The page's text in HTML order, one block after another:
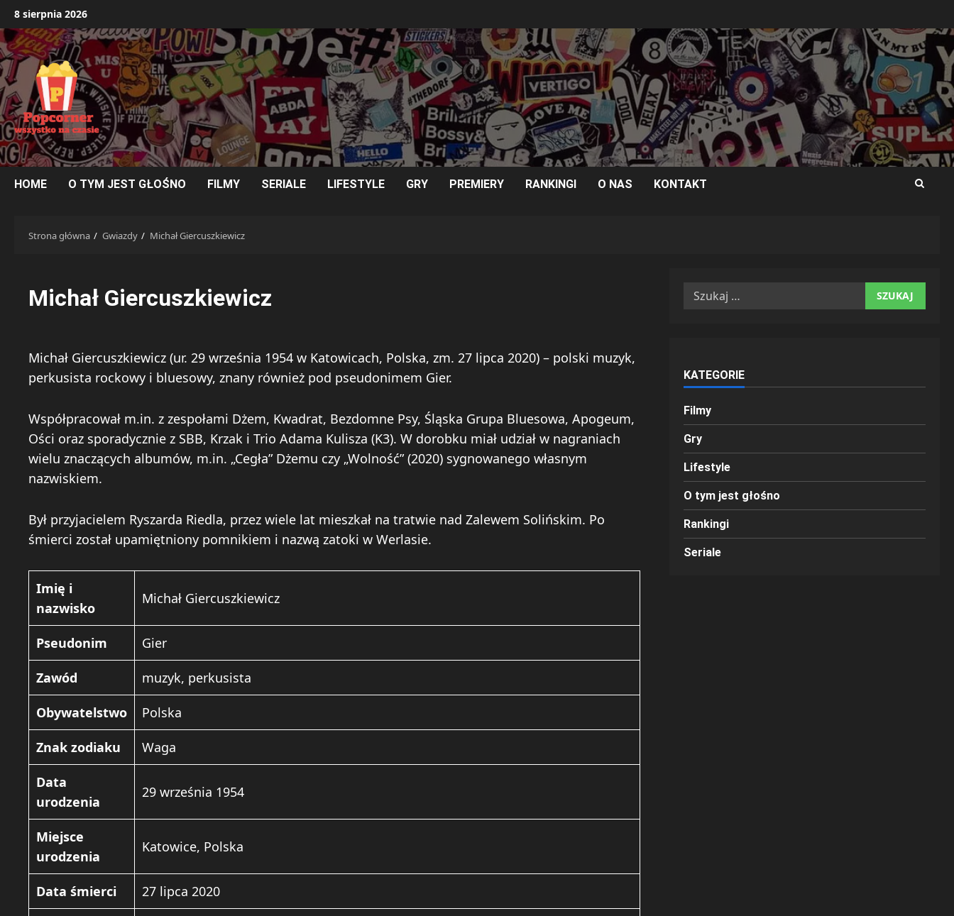
Przejdź
do
treści
8 sierpnia 2026
HOME O TYM JEST GŁOŚNO FILMY SERIALE LIFESTYLE GRY PREMIERY RANKINGI O NAS KONTAKT
Strona główna Gwiazdy Michał Giercuszkiewicz
Michał Giercuszkiewicz
Michał Giercuszkiewicz (ur. 29 września 1954 w Katowicach, Polska, zm. 27 lipca 2020) – polski muzyk,
perkusista rockowy i bluesowy, znany również pod pseudonimem Gier.
Współpracował m.in. z zespołami Dżem, Kwadrat, Bezdomne Psy, Śląska Grupa Bluesowa, Apogeum,
Ości oraz sporadycznie z SBB, Krzak i Trio Adama Kulisza (K3). W dorobku miał udział w nagraniach
wielu znaczących albumów, m.in. „Cegła” Dżemu czy „Wolność” (2020) sygnowanego własnym
nazwiskiem.
Był przyjacielem Ryszarda Riedla, przez wiele lat mieszkał na tratwie nad Zalewem Solińskim. Po
śmierci został upamiętniony pomnikiem i nazwą zatoki w Werlasie.
Imię i
nazwisko
Michał Giercuszkiewicz
Pseudonim Gier
Zawód muzyk, perkusista
Obywatelstwo Polska
Znak zodiaku Waga
Data
urodzenia
29 września 1954
Miejsce
urodzenia
Katowice, Polska
Data śmierci 27 lipca 2020
Szukaj:
KATEGORIE
Filmy
Gry
Lifestyle
O tym jest głośno
Rankingi
Seriale